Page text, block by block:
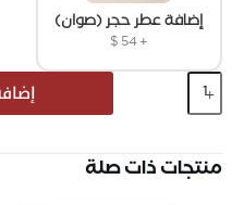
إضافة عطر حجر (صوان)
+
$54
منتجات ذات صلة